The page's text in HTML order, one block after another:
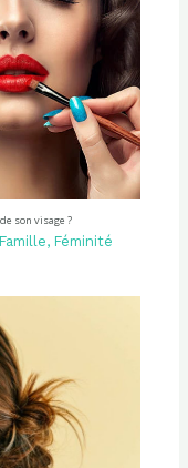
son visage ?
Famille, Féminité